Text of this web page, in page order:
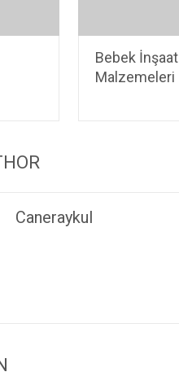
Bebek İnşaat
Malzemeleri
Caneraykul